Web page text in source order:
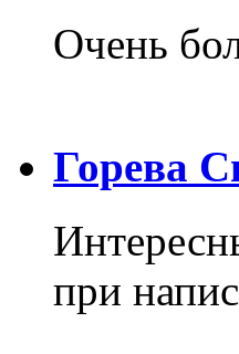
Очень
Горева
при